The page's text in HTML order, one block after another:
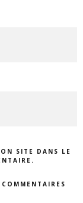
SITE DANS LE